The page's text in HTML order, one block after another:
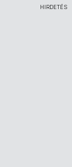
HIRDETÉS